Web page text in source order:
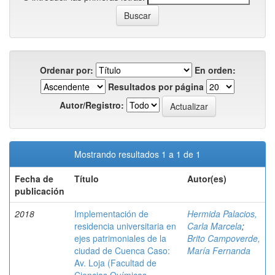
Ordenar por:
En orden:
Resultados por página
Autor/Registro:
Mostrando resultados 1 a 1 de 1
Fecha de
publicación
Título Autor(es)
2018
Implementación de
residencia universitaria en
ejes patrimoniales de la
ciudad de Cuenca Caso:
Av. Loja (Facultad de
Hermida Palacios,
Carla Marcela;
Brito Campoverde,
María Fernanda